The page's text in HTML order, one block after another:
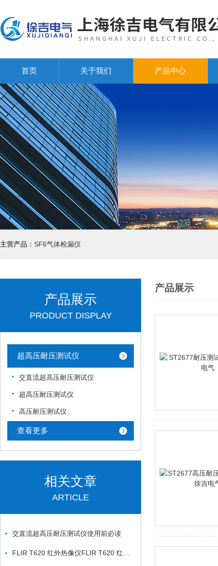
首页 关于我们 产品中心
主营产品： SF6气体检漏仪
产品展示
PRODUCT DISPLAY
超高压耐压测试仪
交直流超高压耐压测试仪
超高压耐压测试仪
高压耐压测试仪
查看更多
相关文章
ARTICLE
交直流超高压耐压测试仪使用前必读
产品展示